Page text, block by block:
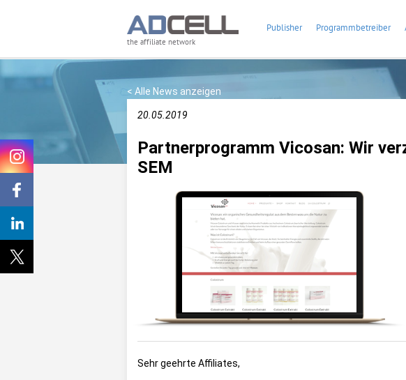
the affiliate network
Publisher Programmbetreiber
< Alle News anzeigen
20.05.2019
Partnerprogramm Vicosan: Wir
SEM
Sehr geehrte Affiliates,